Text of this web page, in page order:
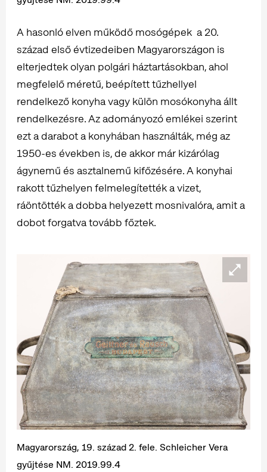
A hasonló elven működő mosógépek a 20.
század első évtizedeiben Magyarországon is
elterjedtek olyan polgári háztartásokban, ahol
megfelelő méretű, beépített tűzhellyel
rendelkező konyha vagy külön mosókonyha állt
rendelkezésre. Az adományozó emlékei szerint
ezt a darabot a konyhában használták, még az
1950-es években is, de akkor már kizárólag
ágynemű és asztalnemű kifőzésére. A konyhai
rakott tűzhelyen felmelegítették a vizet,
ráöntötték a dobba helyezett mosnivalóra, amit a
dobot forgatva tovább főztek.
Magyarország, 19. század 2. fele. Schleicher Vera
gyűjtése NM. 2019.99.4